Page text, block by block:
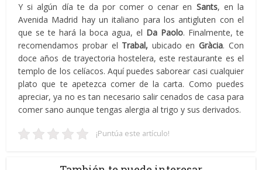
Y si algún día te da por comer o cenar en Sants, en la
Avenida Madrid hay un italiano para los antigluten con el
que se te hará la boca agua, el Da Paolo. Finalmente, te
recomendamos probar el Trabal, ubicado en Gràcia. Con
doce años de trayectoria hostelera, este restaurante es el
templo de los celíacos. Aquí puedes saborear casi cualquier
plato que te apetezca comer de la carta. Como puedes
apreciar, ya no es tan necesario salir cenados de casa para
comer sano aunque tengas alergia al trigo y sus derivados.
¡Puntúa este artículo!